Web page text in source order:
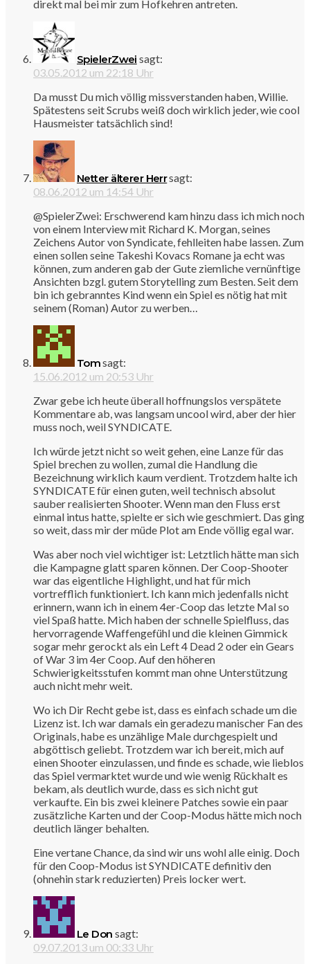
direkt mal bei mir zum Hofkehren antreten.
SpielerZwei sagt:
03.05.2012 um 22:18 Uhr
Da musst Du mich völlig missverstanden haben, Willie.
Spätestens seit Scrubs weiß doch wirklich jeder, wie cool
Hausmeister tatsächlich sind!
Netter älterer Herrsagt:
08.06.2012 um 14:54 Uhr
@SpielerZwei: Erschwerend kam hinzu dass ich mich noch
von einem Interview mit Richard K. Morgan, seines
Zeichens Autor von Syndicate, fehlleiten habe lassen. Zum
einen sollen seine Takeshi Kovacs Romane ja echt was
können, zum anderen gab der Gute ziemliche vernünftige
Ansichten bzgl. gutem Storytelling zum Besten. Seit dem
bin ich gebranntes Kind wenn ein Spiel es nötig hat mit
seinem (Roman) Autor zu werben…
Tomsagt:
15.06.2012 um 20:53 Uhr
Zwar gebe ich heute überall hoffnungslos verspätete
Kommentare ab, was langsam uncool wird, aber der hier
muss noch, weil SYNDICATE.
Ich würde jetzt nicht so weit gehen, eine Lanze für das
Spiel brechen zu wollen, zumal die Handlung die
Bezeichnung wirklich kaum verdient. Trotzdem halte ich
SYNDICATE für einen guten, weil technisch absolut
sauber realisierten Shooter. Wenn man den Fluss erst
einmal intus hatte, spielte er sich wie geschmiert. Das ging
so weit, dass mir der müde Plot am Ende völlig egal war.
Was aber noch viel wichtiger ist: Letztlich hätte man sich
die Kampagne glatt sparen können. Der Coop-Shooter
war das eigentliche Highlight, und hat für mich
vortrefflich funktioniert. Ich kann mich jedenfalls nicht
erinnern, wann ich in einem 4er-Coop das letzte Mal so
viel Spaß hatte. Mich haben der schnelle Spielfluss, das
hervorragende Waffengefühl und die kleinen Gimmick
sogar mehr gerockt als ein Left 4 Dead 2 oder ein Gears
of War 3 im 4er Coop. Auf den höheren
Schwierigkeitsstufen kommt man ohne Unterstützung
auch nicht mehr weit.
Wo ich Dir Recht gebe ist, dass es einfach schade um die
Lizenz ist. Ich war damals ein geradezu manischer Fan des
Originals, habe es unzählige Male durchgespielt und
abgöttisch geliebt. Trotzdem war ich bereit, mich auf
einen Shooter einzulassen, und finde es schade, wie lieblos
das Spiel vermarktet wurde und wie wenig Rückhalt es
bekam, als deutlich wurde, dass es sich nicht gut
verkaufte. Ein bis zwei kleinere Patches sowie ein paar
zusätzliche Karten und der Coop-Modus hätte mich noch
deutlich länger behalten.
Eine vertane Chance, da sind wir uns wohl alle einig. Doch
für den Coop-Modus ist SYNDICATE definitiv den
(ohnehin stark reduzierten) Preis locker wert.
Le Don sagt:
09.07.2013 um 00:33 Uhr